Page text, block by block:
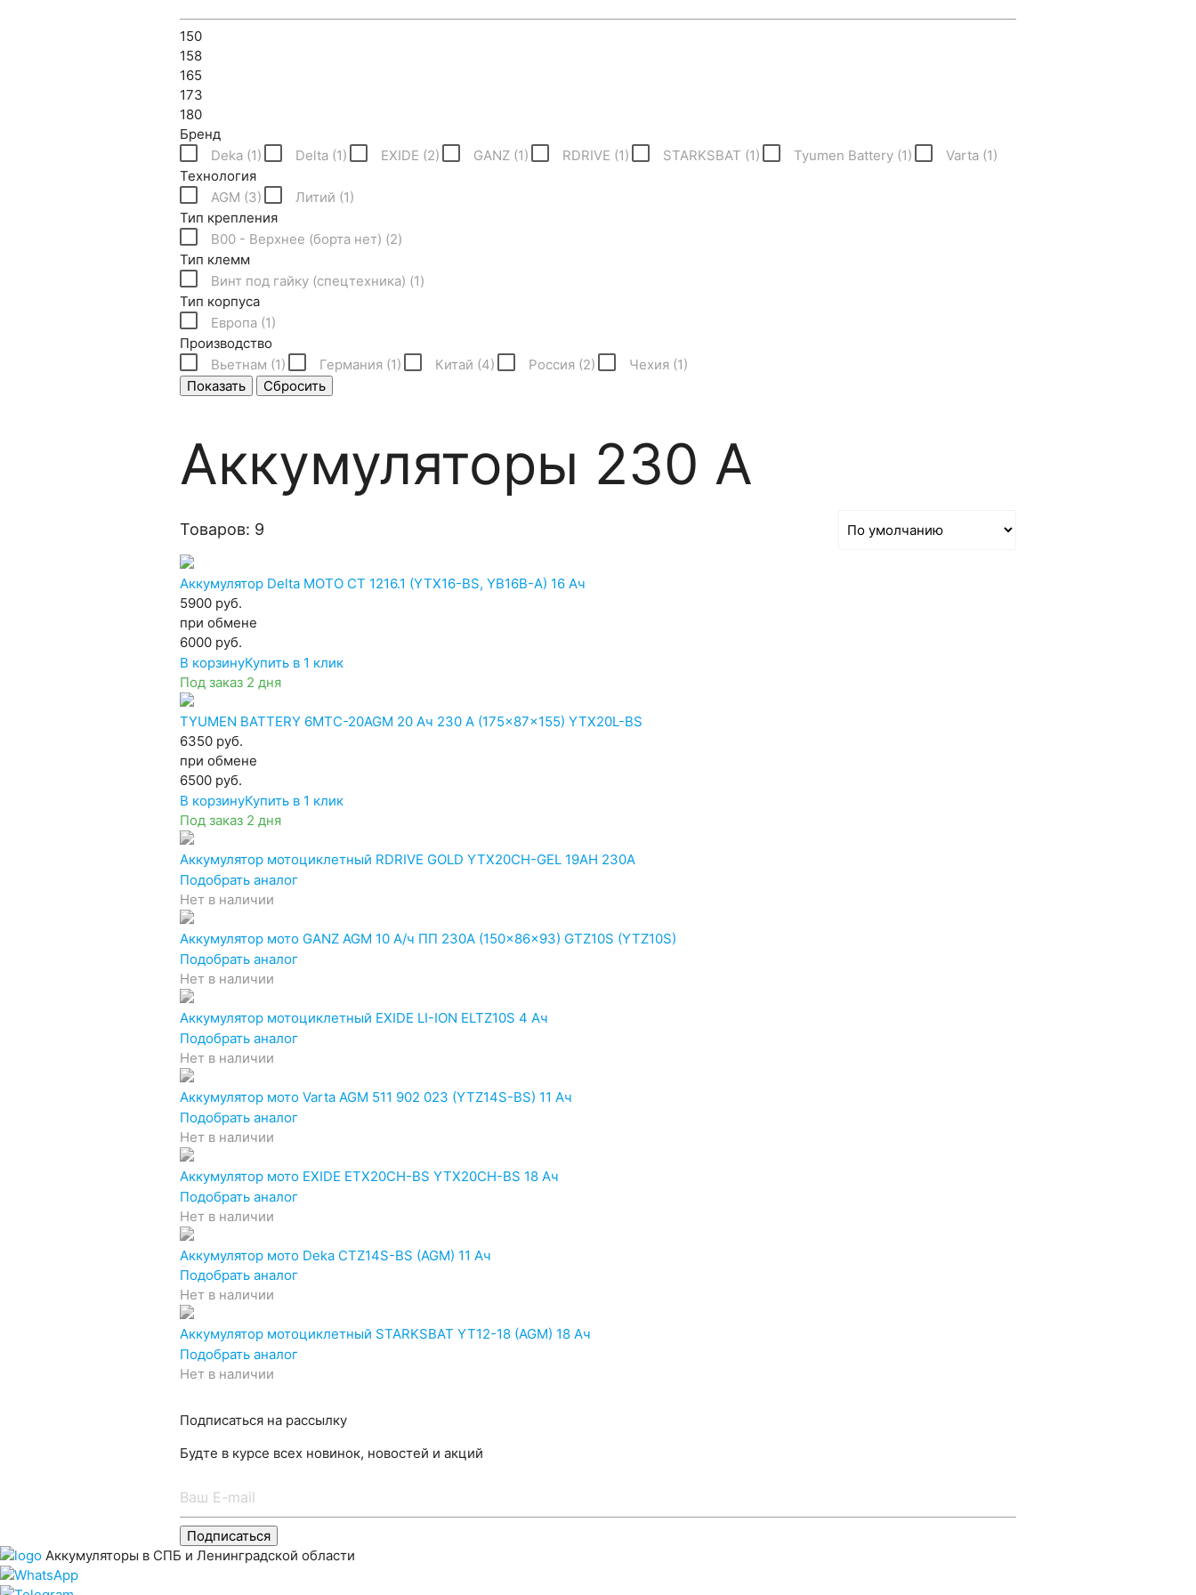
150
158
165
173
180
Бренд
Deka (1) Delta (1) EXIDE (2) GANZ (1) RDRIVE (1) STARKSBAT (1) Tyumen Battery (1) Varta (1)
Технология
AGM (3) Литий (1)
Тип крепления
B00 - Верхнее (борта нет) (2)
Тип клемм
Винт под гайку (спецтехника) (1)
Тип корпуса
Европа (1)
Производство
Вьетнам (1) Германия (1) Китай (4) Россия (2) Чехия (1)
Показать
Сбросить
Аккумуляторы 230 А
Товаров: 9
Аккумулятор Delta MOTO CT 1216.1 (YTX16-BS, YB16B-A) 16 Ач
5900 руб.
при обмене
6000руб.
В корзинуКупить в 1 клик
Под заказ 2 дня
TYUMEN BATTERY 6MTC-20AGM 20 Ач 230 А (175x87x155) YTX20L-BS
6350 руб.
при обмене
6500руб.
В корзинуКупить в 1 клик
Под заказ 2 дня
Аккумулятор мотоциклетный RDRIVE GOLD YTX20CH-GEL 19AH 230A
Подобрать аналог
Нет в наличии
Аккумулятор мото GANZ AGM 10 А/ч ПП 230А (150x86x93) GTZ10S (YTZ10S)
Подобрать аналог
Нет в наличии
Аккумулятор мотоциклетный EXIDE LI-ION ELTZ10S 4 Ач
Подобрать аналог
Нет в наличии
Аккумулятор мото Varta AGM 511 902 023 (YTZ14S-BS) 11 Ач
Подобрать аналог
Нет в наличии
Аккумулятор мото EXIDE ETX20CH-BS YTX20CH-BS 18 Ач
Подобрать аналог
Нет в наличии
Аккумулятор мото Deka CTZ14S-BS (AGM) 11 Ач
Подобрать аналог
Нет в наличии
Аккумулятор мотоциклетный STARKSBAT YT12-18 (AGM) 18 Ач
Подобрать аналог
Нет в наличии
Подписаться на рассылку
Будте в курсе всех новинок, новостей и акций
Подписаться
Аккумуляторы в СПБ и Ленинградской области